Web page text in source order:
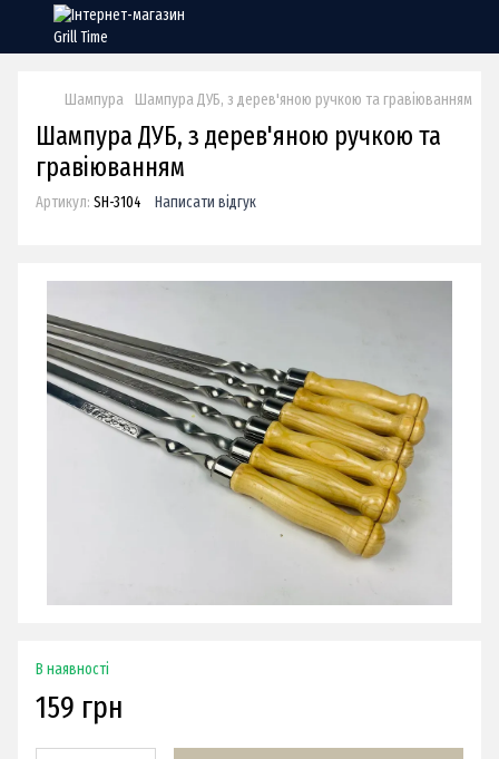
Шампура Шампура ДУБ, з дерев'яною ручкою та гравіюванням
Шампура ДУБ, з дерев'яною ручкою та
гравіюванням
Артикул: SH-3104 Написати відгук
В наявності
159 грн